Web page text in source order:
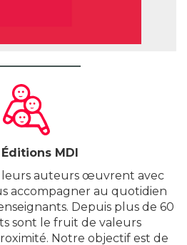
MDI
leurs auteurs œuvrent avec
accompagner au quotidien
Depuis plus de 60
sont le fruit de valeurs
Notre objectif est de